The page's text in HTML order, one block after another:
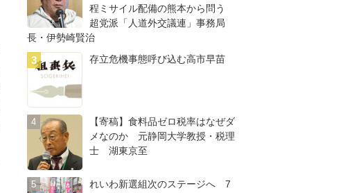
程ミサイル配備の熊本から問う
超党派「人道外交議連」事務局
長・伊勢崎賢治
存立危機事態呼び込む高市早苗
【寄稿】食料品ゼロ税率はなぜダ
メなのか 元静岡大学教授・税理
士 湖東京至
れいわ新選組次のステージへ 7